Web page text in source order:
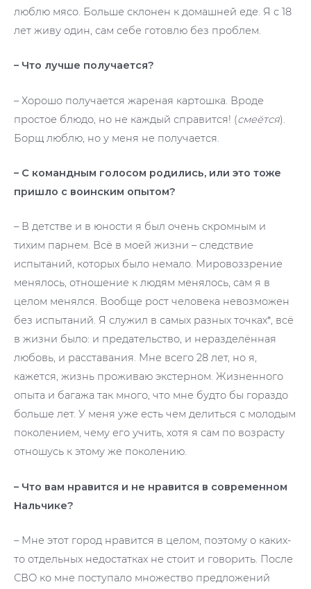
люблю мясо. Больше склонен к домашней еде. Я с 18
лет живу один, сам себе готовлю без проблем.
– Что лучше получается?
– Хорошо получается жареная картошка. Вроде
простое блюдо, но не каждый справится! (смеётся).
Борщ люблю, но у меня не получается.
– С командным голосом родились, или это тоже
пришло с воинским опытом?
– В детстве и в юности я был очень скромным и
тихим парнем. Всё в моей жизни – следствие
испытаний, которых было немало. Мировоззрение
менялось, отношение к людям менялось, сам я в
целом менялся. Вообще рост человека невозможен
без испытаний. Я служил в самых разных точках*, всё
в жизни было: и предательство, и неразделённая
любовь, и расставания. Мне всего 28 лет, но я,
кажется, жизнь проживаю экстерном. Жизненного
опыта и багажа так много, что мне будто бы гораздо
больше лет. У меня уже есть чем делиться с молодым
поколением, чему его учить, хотя я сам по возрасту
отношусь к этому же поколению.
– Что вам нравится и не нравится в современном
Нальчике?
– Мне этот город нравится в целом, поэтому о каких-
то отдельных недостатках не стоит и говорить. После
СВО ко мне поступало множество предложений